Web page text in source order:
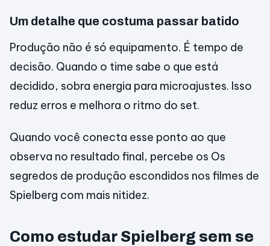
Um detalhe que costuma passar batido
Produção não é só equipamento. É tempo de
decisão. Quando o time sabe o que está
decidido, sobra energia para microajustes. Isso
reduz erros e melhora o ritmo do set.
Quando você conecta esse ponto ao que
observa no resultado final, percebe os Os
segredos de produção escondidos nos filmes de
Spielberg com mais nitidez.
Como estudar Spielberg sem se